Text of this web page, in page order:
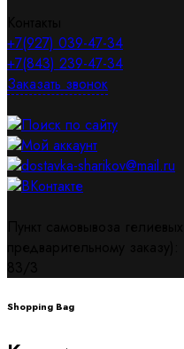
+7(927) 039-47-34
+7(843) 239-47-34
Заказать звонок
Поиск по сайту
Мой аккаунт
dostavka-sharikov@mail.ru
ВКонтакте
Shopping Bag